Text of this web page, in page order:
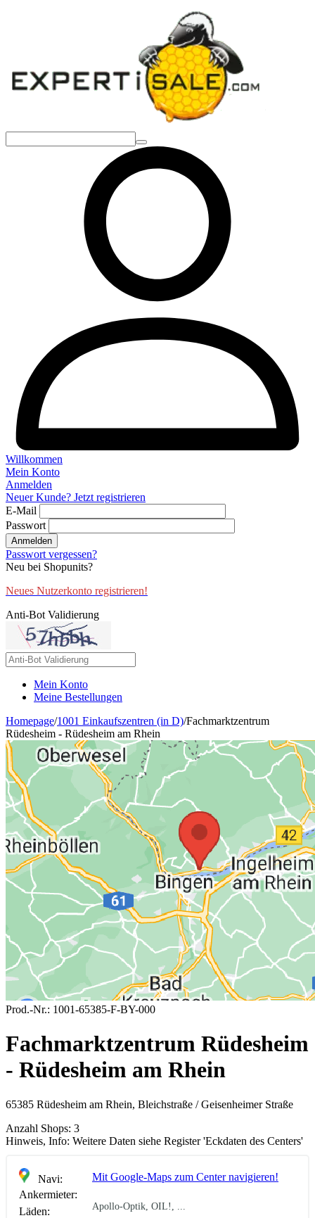
Willkommen
Mein Konto
Anmelden
Neuer Kunde? Jetzt registrieren
E-Mail
Passwort
Anmelden
Passwort vergessen?
Neu bei Shopunits?
Neues Nutzerkonto registrieren!
Anti-Bot Validierung
Mein Konto
Meine Bestellungen
Homepage/1001 Einkaufszentren (in D)/Fachmarktzentrum
Rüdesheim - Rüdesheim am Rhein
Prod.-Nr.: 1001-65385-F-BY-000
Fachmarktzentrum Rüdesheim
- Rüdesheim am Rhein
65385 Rüdesheim am Rhein, Bleichstraße / Geisenheimer Straße
Anzahl Shops: 3
Hinweis, Info: Weitere Daten siehe Register 'Eckdaten des Centers'
Navi:
Mit Google-Maps zum Center navigieren!
Ankermieter:
Läden:
Apollo-Optik, OIL!, ...